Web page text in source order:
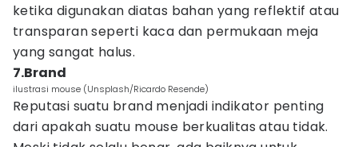
ketika digunakan diatas bahan yang reflektif atau
transparan seperti kaca dan permukaan meja
yang sangat halus.
7.Brand
ilustrasi mouse (Unsplash/Ricardo Resende)
Reputasi suatu brand menjadi indikator penting
dari apakah suatu mouse berkualitas atau tidak.